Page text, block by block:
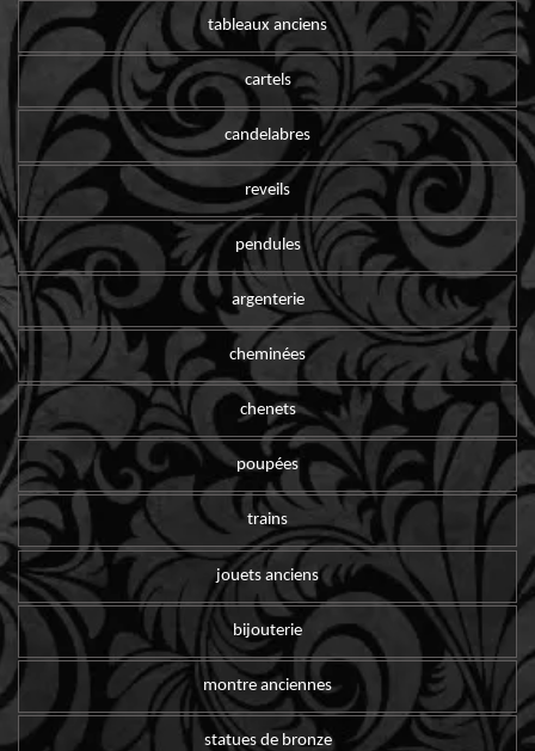
tableaux anciens
cartels
candelabres
reveils
pendules
argenterie
cheminées
chenets
poupées
trains
jouets anciens
bijouterie
montre anciennes
statues de bronze